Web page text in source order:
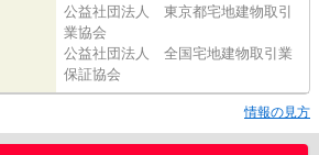
公益社団法人 東京都宅地建物取引
業協会
公益社団法人 全国宅地建物取引業
保証協会
情報の見方